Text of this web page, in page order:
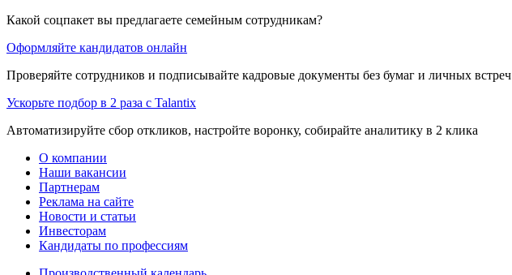
Какой соцпакет вы предлагаете семейным сотрудникам?
Оформляйте кандидатов онлайн
Проверяйте сотрудников и подписывайте кадровые документы без бумаг и личных встреч
Ускорьте подбор в 2 раза с Talantix
Автоматизируйте сбор откликов, настройте воронку, собирайте аналитику в 2 клика
О компании
Наши вакансии
Партнерам
Реклама на сайте
Новости и статьи
Инвесторам
Кандидаты по профессиям